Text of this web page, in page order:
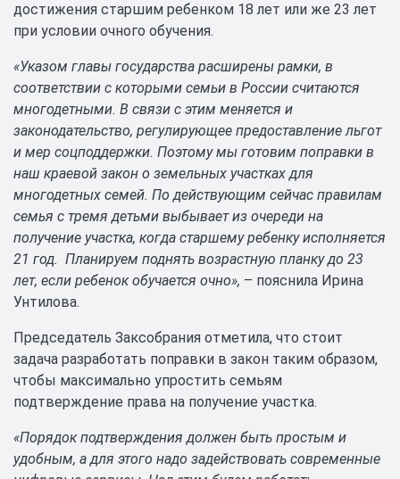
достижения старшим ребенком 18 лет или же 23 лет
при условии очного обучения.
«Указом главы государства расширены рамки, в
соответствии с которыми семьи в России считаются
многодетными. В связи с этим меняется и
законодательство, регулирующее предоставление льгот
и мер соцподдержки. Поэтому мы готовим поправки в
наш краевой закон о земельных участках для
многодетных семей. По действующим сейчас правилам
семья с тремя детьми выбывает из очереди на
получение участка, когда старшему ребенку исполняется
21 год. Планируем поднять возрастную планку до 23
лет, если ребенок обучается очно», – пояснила Ирина
Унтилова.
Председатель Заксобрания отметила, что стоит
задача разработать поправки в закон таким образом,
чтобы максимально упростить семьям
подтверждение права на получение участка.
«Порядок подтверждения должен быть простым и
удобным, а для этого надо задействовать современные